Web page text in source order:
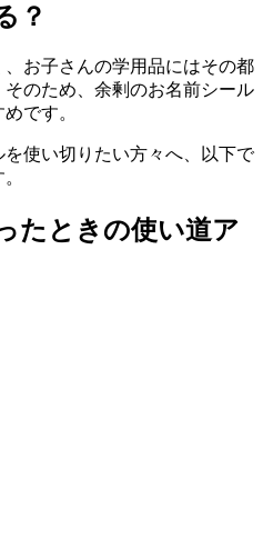
？
お子さんの学用品にはその都
のため、余剰のお名前シール
です。
使い切りたい方々へ、以下で
たときの使い道ア